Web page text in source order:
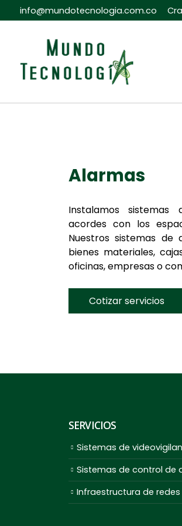
info@mundotecnologia.com.co
Alarmas
Instalamos
acordes con los
Nuestros sistemas de
bienes materiales,
oficinas, empresas o
Cotizar servicios
SERVICIOS
Sistemas de
Sistemas de control de
Infraestructura de redes